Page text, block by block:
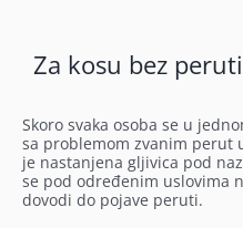
Za kosu bez peruti
Skoro svaka osoba se u
sa problemom zvanim perut
je nastanjena gljivica pod
se pod određenim uslovima
dovodi do pojave peruti.